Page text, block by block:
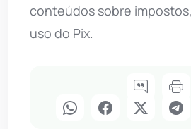
conteúdos sobre
uso do Pix.